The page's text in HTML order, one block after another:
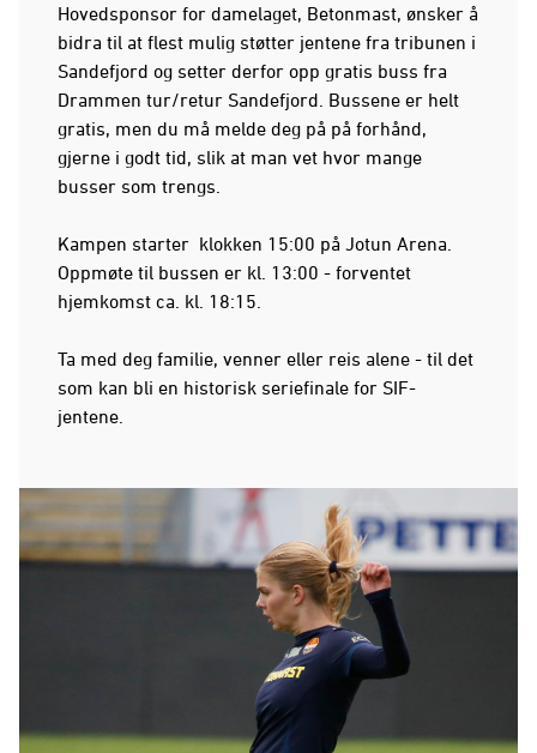
Hovedsponsor for damelaget, Betonmast, ønsker å
bidra til at flest mulig støtter jentene fra tribunen i
Sandefjord og setter derfor opp gratis buss fra
Drammen tur/retur Sandefjord. Bussene er helt
gratis, men du må melde deg på på forhånd,
gjerne i godt tid, slik at man vet hvor mange
busser som trengs.
Kampen starter klokken 15:00 på Jotun Arena.
Oppmøte til bussen er kl. 13:00 - forventet
hjemkomst ca. kl. 18:15.
Ta med deg familie, venner eller reis alene - til det
som kan bli en historisk seriefinale for SIF-
jentene.